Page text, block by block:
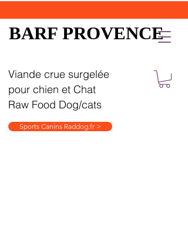
BARF PROVENCE
Viande crue surgelée
pour chien et Chat
Raw Food Dog/cats
Sports Canins Raddog.fr >